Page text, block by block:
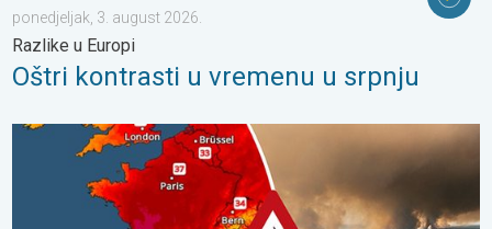
ponedjeljak, 3. august 2026.
Razlike u Europi
Oštri kontrasti u vremenu u srpnju
Veliki požari u jugozapadnoj Europi. Tisuće ljudi u bijegu. . .